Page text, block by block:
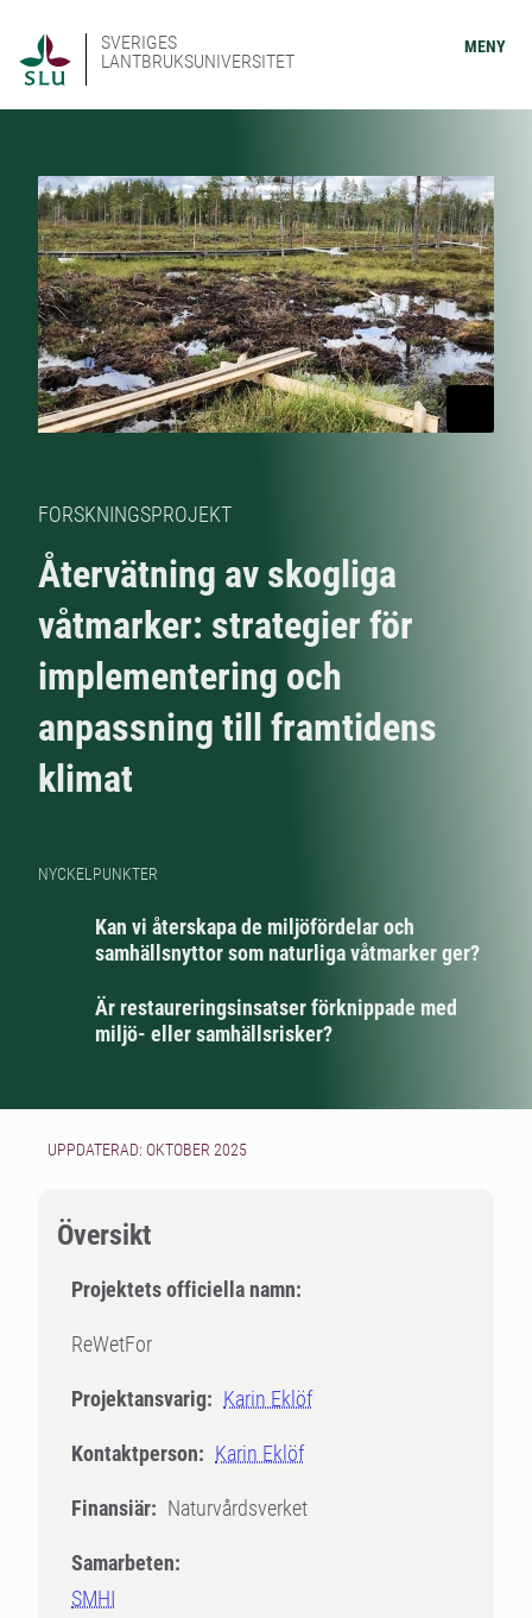
SVERIGES
LANTBRUKSUNIVERSITET
MENY
FORSKNINGSPROJEKT
Återvätning av skogliga
våtmarker: strategier för
implementering och
anpassning till framtidens
klimat
NYCKELPUNKTER
Kan vi återskapa de miljöfördelar och
samhällsnyttor som naturliga våtmarker ger?
Är restaureringsinsatser förknippade med
miljö- eller samhällsrisker?
UPPDATERAD: OKTOBER 2025
Översikt
Projektets officiella namn:
ReWetFor
Projektansvarig: Karin Eklöf
Kontaktperson: Karin Eklöf
Finansiär: Naturvårdsverket
Samarbeten:
SMHI